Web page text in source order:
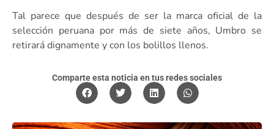
Tal parece que después de ser la marca oficial de la
selección peruana por más de siete años, Umbro se
retirará dignamente y con los bolillos llenos.
Comparte esta noticia en tus redes sociales